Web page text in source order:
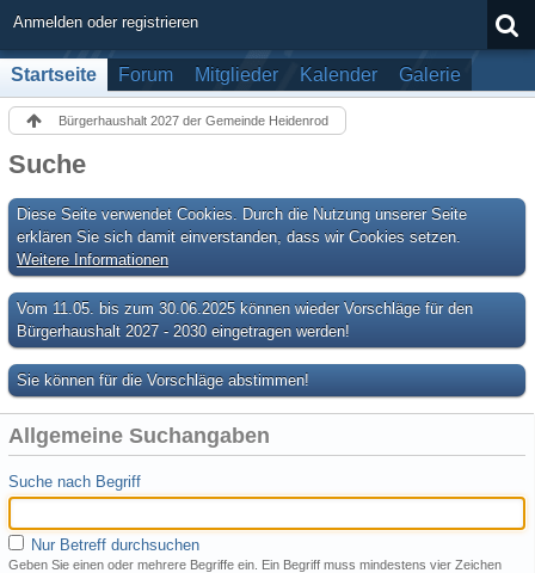
Anmelden oder registrieren
Startseite Forum Mitglieder Kalender Galerie
Bürgerhaushalt 2027 der Gemeinde Heidenrod
Suche
Diese Seite verwendet Cookies. Durch die Nutzung unserer Seite
erklären Sie sich damit einverstanden, dass wir Cookies setzen.
Weitere Informationen
Vom 11.05. bis zum 30.06.2025 können wieder Vorschläge für den
Bürgerhaushalt 2027 - 2030 eingetragen werden!
Sie können für die Vorschläge abstimmen!
Allgemeine Suchangaben
Suche nach Begriff
Nur Betreff durchsuchen
Geben Sie einen oder mehrere Begriffe ein. Ein Begriff muss mindestens vier Zeichen